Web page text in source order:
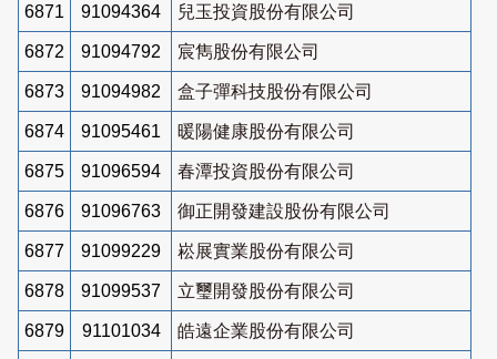
6871 91094364 兒玉投資股份有限公司
6872 91094792 宸雋股份有限公司
6873 91094982 盒子彈科技股份有限公司
6874 91095461 暖陽健康股份有限公司
6875 91096594 春潭投資股份有限公司
6876 91096763 御正開發建設股份有限公司
6877 91099229 崧展實業股份有限公司
6878 91099537 立璽開發股份有限公司
6879 91101034 皓遠企業股份有限公司